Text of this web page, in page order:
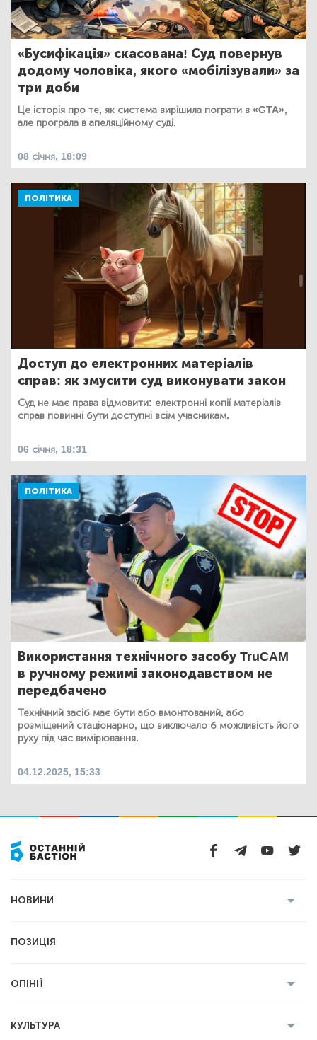
«Бусифікація» скасована! Суд повернув
додому чоловіка, якого «мобілізували» за
три доби
Це історія про те, як система вирішила пограти в «GTA»,
але програла в апеляційному суді.
08 січня, 18:09
ПОЛІТИКА
Доступ до електронних матеріалів
справ: як змусити суд виконувати закон
Суд не має права відмовити: електронні копії матеріалів
справ повинні бути доступні всім учасникам.
06 січня, 18:31
ПОЛІТИКА
Використання технічного засобу TruCAM
в ручному режимі законодавством не
передбачено
Технічний засіб має бути або вмонтований, або
розміщений стаціонарно, що виключало б можливість його
руху під час вимірювання.
04.12.2025, 15:33
НОВИНИ
Економіка
ПОЗИЦІЯ
ОПІНІЇ
КУЛЬТУРА